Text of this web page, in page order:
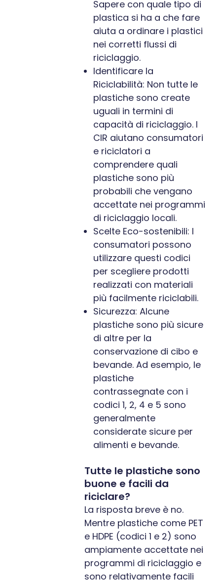
Sapere con quale tipo di
plastica si ha a che fare
aiuta a ordinare i plastici
nei corretti flussi di
riciclaggio.
Identificare la
Riciclabilità: Non tutte le
plastiche sono create
uguali in termini di
capacità di riciclaggio. I
CIR aiutano consumatori
e riciclatori a
comprendere quali
plastiche sono più
probabili che vengano
accettate nei programmi
di riciclaggio locali.
Scelte Eco-sostenibili: I
consumatori possono
utilizzare questi codici
per scegliere prodotti
realizzati con materiali
più facilmente riciclabili.
Sicurezza: Alcune
plastiche sono più sicure
di altre per la
conservazione di cibo e
bevande. Ad esempio, le
plastiche
contrassegnate con i
codici 1, 2, 4 e 5 sono
generalmente
considerate sicure per
alimenti e bevande.
Tutte le plastiche sono
buone e facili da
riciclare?
La risposta breve è no.
Mentre plastiche come PET
e HDPE (codici 1 e 2) sono
ampiamente accettate nei
programmi di riciclaggio e
sono relativamente facili